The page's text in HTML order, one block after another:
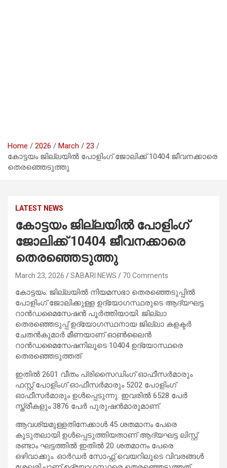
Home 2026 March
23
കോട്ടയം ജില്ലയില്‍ പോളിംഗ് ജോലിക്ക് 10404 ജീവനക്കാരെ
തെരഞ്ഞെടുത്തു
LATEST NEWS
കോട്ടയം ജില്ലയില്‍ പോളിംഗ്
ജോലിക്ക് 10404 ജീവനക്കാരെ
തെരഞ്ഞെടുത്തു
March 23, 2026 SABARI NEWS 70 Comments
കോട്ടയം: ജില്ലയില്‍ നിയമസഭാ തെരഞ്ഞെടുപ്പില്‍
പോളിംഗ് ജോലിക്കുള്ള ഉദ്യോഗസ്ഥരുടെ ആദ്യഘട്ട
റാന്‍ഡമൈസേഷന്‍ പൂര്‍ത്തിയായി. ജില്ലാ
തെരഞ്ഞെടുപ്പ് ഉദ്യോഗസ്ഥനായ ജില്ലാ കളക്ടര്‍
ചേതന്‍കുമാര്‍ മീണയാണ് ഓണ്‍ലൈന്‍
റാന്‍ഡമൈസേഷനിലൂടെ 10404 ഉദ്യോസ്ഥരെ
തെരഞ്ഞെടുത്തത്.
ഇതില്‍ 2601 വീതം പ്രിസൈഡിംഗ് ഓഫീസര്‍മാരും
ഫസ്റ്റ് പോളിംഗ് ഓഫീസര്‍മാരും 5202 പോളിംഗ്
ഓഫീസര്‍മാരും ഉള്‍പ്പെടുന്നു. ഇവരില്‍ 6528 പേര്‍
സ്ത്രീകളും 3876 പേര്‍ പുരുഷന്‍മാരുമാണ്.
ആവശ്യമുള്ളതിനേക്കാള്‍ 45 ശതമാനം പേരെ
കൂടുതലായി ഉള്‍പ്പെടുത്തിയതാണ് ആദ്യഘട്ട ലിസ്റ്റ്.
രണ്ടാം ഘട്ടത്തില്‍ ഇതില്‍ 20 ശതമാനം പേരെ
ഒഴിവാക്കും. ഓര്‍ഡര്‍ സോഫ്റ്റ് വെയറിലൂടെ വിവരങ്ങള്‍